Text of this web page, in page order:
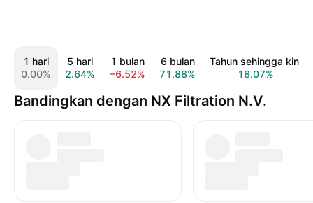
1 hari
0.00%
5 hari
2.64%
1 bulan
−6.52%
6 bulan
71.88%
Tahun sehingga kini
18.07%
Bandingkan dengan NX Filtration N.V.